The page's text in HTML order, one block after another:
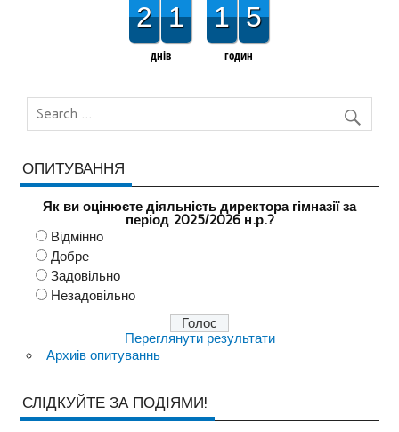
2 1
днів
1 5
годин
ОПИТУВАННЯ
Як ви оцінюєте діяльність директора гімназії за
період 2025/2026 н.р.?
Відмінно
Добре
Задовільно
Незадовільно
Переглянути результати
Архиів опитуваннь
СЛІДКУЙТЕ ЗА ПОДІЯМИ!